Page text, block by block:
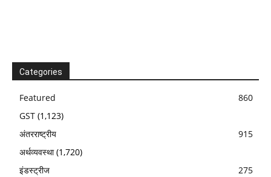
Categories
Featured
860
GST (1,123)
अंतरराष्ट्रीय
915
अर्थव्यवस्था(1,720)
इंडस्ट्रीज
275